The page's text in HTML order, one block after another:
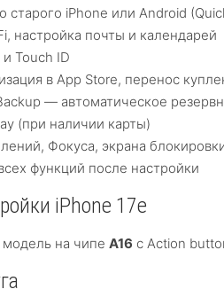
старого iPhone или Android
настройка почты и календарей
Touch ID
в App Store, перенос
— автоматическое
(при наличии карты)
Фокуса, экрана
функций после настройки
iPhone 17e
на чипе A16 с Action